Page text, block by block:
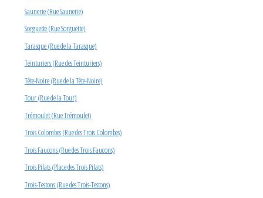
Saunerie (Rue Saunerie)
Sorguette (Rue Sorguette)
Tarasque (Rue de la Tarasque)
Teinturiers (Rue des Teinturiers)
Tête-Noire (Rue de la Tête-Noire)
Tour (Rue de la Tour)
Trémoulet (Rue Trémoulet)
Trois Colombes (Rue des Trois Colombes)
Trois Faucons (Rue des Trois Faucons)
Trois Pilats (Place des Trois Pilats)
Trois-Testons (Rue des Trois-Testons)